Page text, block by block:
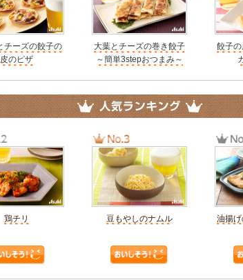
チーズの餃子の
皮のピザ
大葉とチーズの巻き餃子
～簡単3stepおつまみ～
餃子
鶏チリ 豆もやしのナムル
油揚